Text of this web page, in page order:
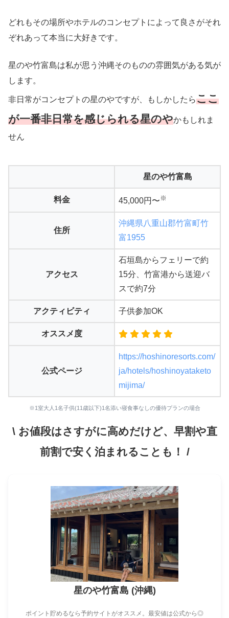
どれもその場所やホテルのコンセプトによって良さがそれ
ぞれあって本当に大好きです。
星のや竹富島は私が思う沖縄そのものの雰囲気がある気が
します。
非日常がコンセプトの星のやですが、もしかしたらここ
が一番非日常を感じられる星のやかもしれま
せん
星のや竹富島
料金 45,000円〜 ※
住所
沖縄県八重山郡竹富町竹
富1955
アクセス
石垣島からフェリーで約
15分、竹富港から送迎バ
スで約7分
アクティビティ 子供参加OK
オススメ度
公式ページ
https://hoshinoresorts.com/
ja/hotels/hoshinoyataketo
mijima/
※1室大人1名子供(11歳以下)1名添い寝食事なしの優待プランの場合
\ お値段はさすがに高めだけど、早割や直
前割で安く泊まれることも！ /
星のや竹富島 (沖縄)
ポイント貯めるなら予約サイトがオススメ。最安値は公式から◎